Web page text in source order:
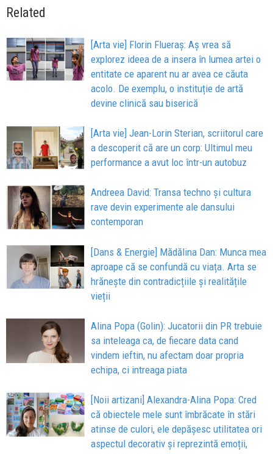
Related
[Arta vie] Florin Flueraș: Aș vrea să
explorez ideea de a insera în lumea artei o
entitate ce aparent nu ar avea ce căuta
acolo. De exemplu, o instituție de artă
devine clinică sau biserică
[Arta vie] Jean-Lorin Sterian, scriitorul care
a descoperit că are un corp: Ultimul meu
performance a avut loc într-un autobuz
Andreea David: Transa techno și cultura
rave devin experimente ale dansului
contemporan
[Dans & Energie] Mădălina Dan: Munca mea
aproape că se confundă cu viața. Arta se
hrănește din contradicțiile și realitățile
vieții
Alina Popa (Golin): Jucatorii din PR trebuie
sa inteleaga ca, de fiecare data cand
vindem ieftin, nu afectam doar propria
echipa, ci intreaga piata
[Noii artizani] Alexandra-Alina Popa: Cred
că obiectele mele sunt îmbrăcate în stări
atinse de culori, ele depășesc utilitatea ori
aspectul decorativ și reprezintă emoții,